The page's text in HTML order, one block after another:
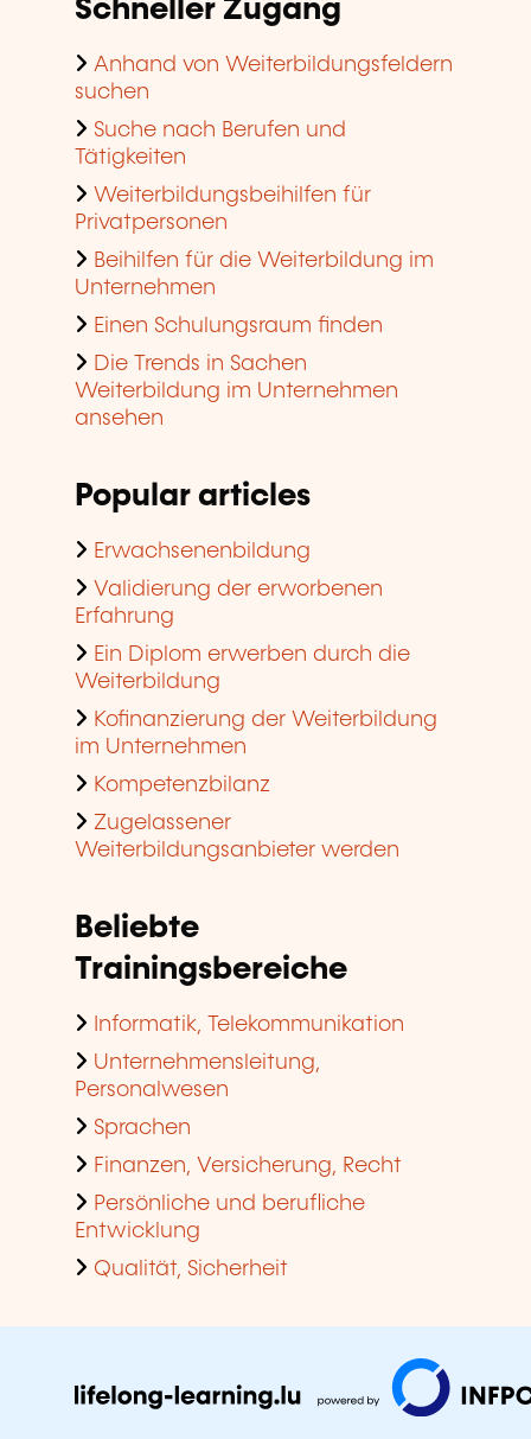
Schneller Zugang
Anhand von Weiterbildungsfeldern
suchen
Suche nach Berufen und
Tätigkeiten
Weiterbildungsbeihilfen für
Privatpersonen
Beihilfen für die Weiterbildung im
Unternehmen
Einen Schulungsraum finden
Die Trends in Sachen
Weiterbildung im Unternehmen
ansehen
Popular articles
Erwachsenenbildung
Validierung der erworbenen
Erfahrung
Ein Diplom erwerben durch die
Weiterbildung
Kofinanzierung der Weiterbildung
im Unternehmen
Kompetenzbilanz
Zugelassener
Weiterbildungsanbieter werden
Beliebte
Trainingsbereiche
Informatik, Telekommunikation
Unternehmensleitung,
Personalwesen
Sprachen
Finanzen, Versicherung, Recht
Persönliche und berufliche
Entwicklung
Qualität, Sicherheit